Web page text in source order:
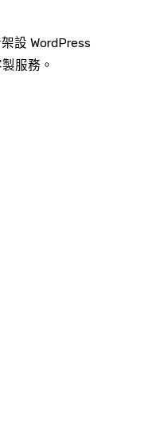
設 WordPress
服務。